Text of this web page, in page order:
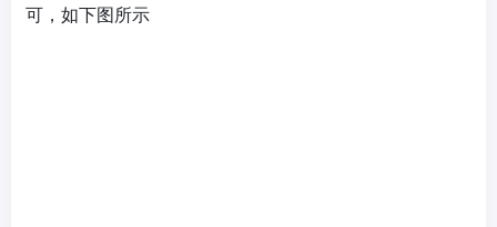
可，如下图所示